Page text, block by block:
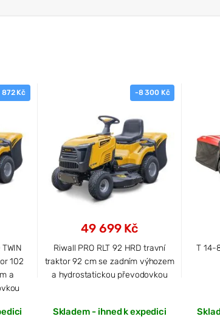
872 Kč
102
a
-8 300 Kč
49 699 Kč
Riwall PRO RLT 92 HRD travní
traktor 92 cm se zadním výhozem
a hydrostatickou převodovkou
Skladem - ihned k expedici
T 14-